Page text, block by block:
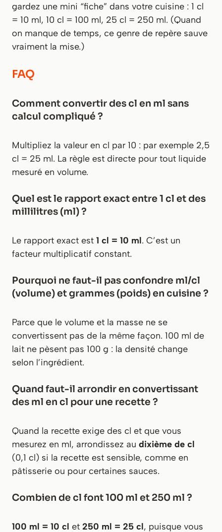
gardez une mini “fiche” dans votre cuisine : 1 cl
= 10 ml, 10 cl = 100 ml, 25 cl = 250 ml. (Quand
on manque de temps, ce genre de repère sauve
vraiment la mise.)
FAQ
Comment convertir des cl en ml sans
calcul compliqué ?
Multipliez la valeur en cl par 10 : par exemple 2,5
cl = 25 ml. La règle est directe pour tout liquide
mesuré en volume.
Quel est le rapport exact entre 1 cl et des
millilitres (ml) ?
Le rapport exact est 1 cl = 10 ml. C’est un
facteur multiplicatif constant.
Pourquoi ne faut-il pas confondre ml/cl
(volume) et grammes (poids) en cuisine ?
Parce que le volume et la masse ne se
convertissent pas de la même façon. 100 ml de
lait ne pèsent pas 100 g : la densité change
selon l’ingrédient.
Quand faut-il arrondir en convertissant
des ml en cl pour une recette ?
Quand la recette exige des cl et que vous
mesurez en ml, arrondissez au dixième de cl
(0,1 cl) si la recette est sensible, comme en
pâtisserie ou pour certaines sauces.
Combien de cl font 100 ml et 250 ml ?
100 ml = 10 cl et 250 ml = 25 cl, puisque vous